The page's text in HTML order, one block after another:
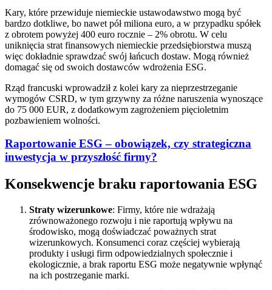
Kary, które przewiduje niemieckie ustawodawstwo mogą być
bardzo dotkliwe, bo nawet pół miliona euro, a w przypadku spółek
z obrotem powyżej 400 euro rocznie – 2% obrotu. W celu
uniknięcia strat finansowych niemieckie przedsiębiorstwa muszą
więc dokładnie sprawdzać swój łańcuch dostaw. Mogą również
domagać się od swoich dostawców wdrożenia ESG.
Rząd francuski wprowadził z kolei kary za nieprzestrzeganie
wymogów CSRD, w tym grzywny za różne naruszenia wynoszące
do 75 000 EUR, z dodatkowym zagrożeniem pięcioletnim
pozbawieniem wolności.
Raportowanie ESG – obowiązek, czy strategiczna
inwestycja w przyszłość firmy?
Konsekwencje braku raportowania ESG
Straty wizerunkowe: Firmy, które nie wdrażają
zrównoważonego rozwoju i nie raportują wpływu na
środowisko, mogą doświadczać poważnych strat
wizerunkowych. Konsumenci coraz częściej wybierają
produkty i usługi firm odpowiedzialnych społecznie i
ekologicznie, a brak raportu ESG może negatywnie wpłynąć
na ich postrzeganie marki.